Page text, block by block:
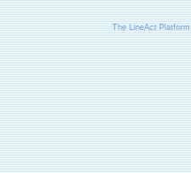
The LineAct Platform